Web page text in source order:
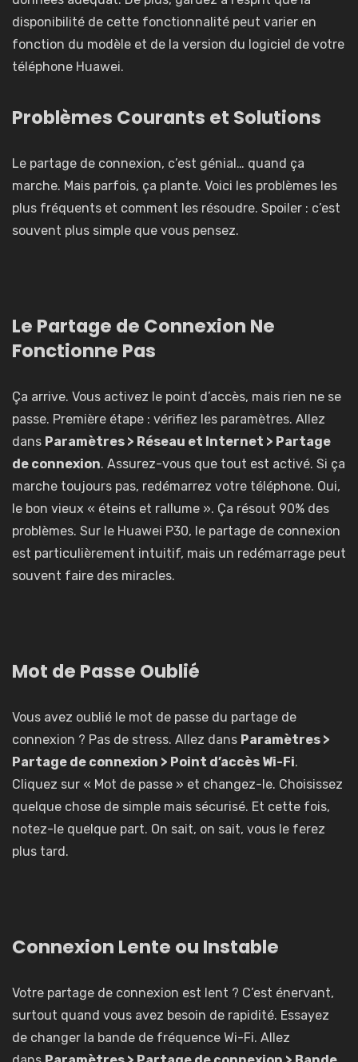
disponibilité de cette fonctionnalité peut varier en
fonction du modèle et de la version du logiciel de votre
téléphone Huawei.
Problèmes Courants et Solutions
Le partage de connexion, c’est génial… quand ça
marche. Mais parfois, ça plante. Voici les problèmes les
plus fréquents et comment les résoudre. Spoiler : c’est
souvent plus simple que vous pensez.
Le Partage de Connexion Ne
Fonctionne Pas
Ça arrive. Vous activez le point d’accès, mais rien ne se
passe. Première étape : vérifiez les paramètres. Allez
dans Paramètres > Réseau et Internet > Partage
de connexion. Assurez-vous que tout est activé. Si ça
marche toujours pas, redémarrez votre téléphone. Oui,
le bon vieux « éteins et rallume ». Ça résout 90% des
problèmes. Sur le Huawei P30, le partage de connexion
est particulièrement intuitif, mais un redémarrage peut
souvent faire des miracles.
Mot de Passe Oublié
Vous avez oublié le mot de passe du partage de
connexion ? Pas de stress. Allez dans Paramètres >
Partage de connexion > Point d’accès Wi-Fi.
Cliquez sur « Mot de passe » et changez-le. Choisissez
quelque chose de simple mais sécurisé. Et cette fois,
notez-le quelque part. On sait, on sait, vous le ferez
plus tard.
Connexion Lente ou Instable
Votre partage de connexion est lent ? C’est énervant,
surtout quand vous avez besoin de rapidité. Essayez
de changer la bande de fréquence Wi-Fi. Allez